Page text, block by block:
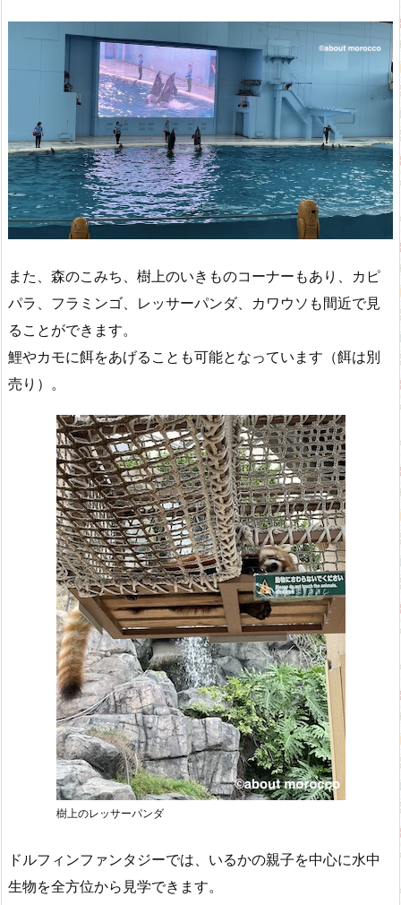
また、森のこみち、樹上のいきものコーナーもあり、カピ
パラ、フラミンゴ、レッサーパンダ、カワウソも間近で見
ることができます。
鯉やカモに餌をあげることも可能となっています（餌は別
売り）。
樹上のレッサーパンダ
ドルフィンファンタジーでは、いるかの親子を中心に水中
生物を全方位から見学できます。